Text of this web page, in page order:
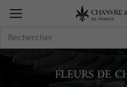
FLEURS DE
Panneau de gestion des cookies